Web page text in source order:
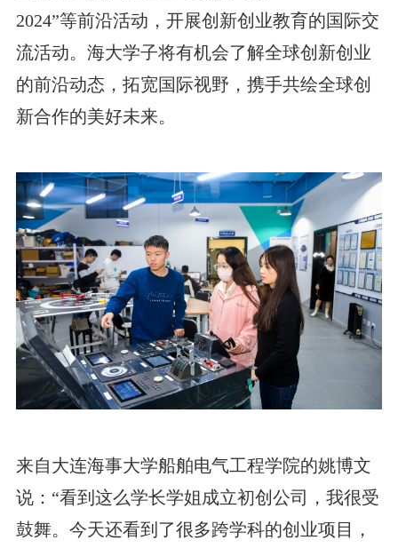
2024”等前沿活动，开展创新创业教育的国际交
流活动。海大学子将有机会了解全球创新创业
的前沿动态，拓宽国际视野，携手共绘全球创
新合作的美好未来。
来自大连海事大学船舶电气工程学院的姚博文
说：“看到这么学长学姐成立初创公司，我很受
鼓舞。今天还看到了很多跨学科的创业项目，